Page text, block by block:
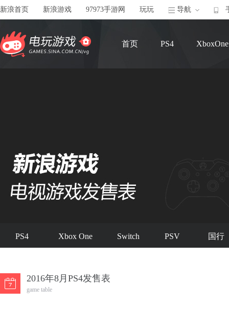
新浪首页 新浪游戏 97973手游网 玩玩 导航
首页 PS4 XboxOne
PS4 Xbox One Switch PSV 国行
2016年8月PS4发售表
game table